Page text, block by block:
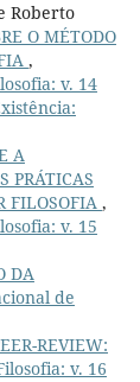
Roberto
O MÉTODO
,
v. 14
A
PRÁTICAS
FILOSOFIA ,
v. 15
DA
de
REVIEW:
v. 16